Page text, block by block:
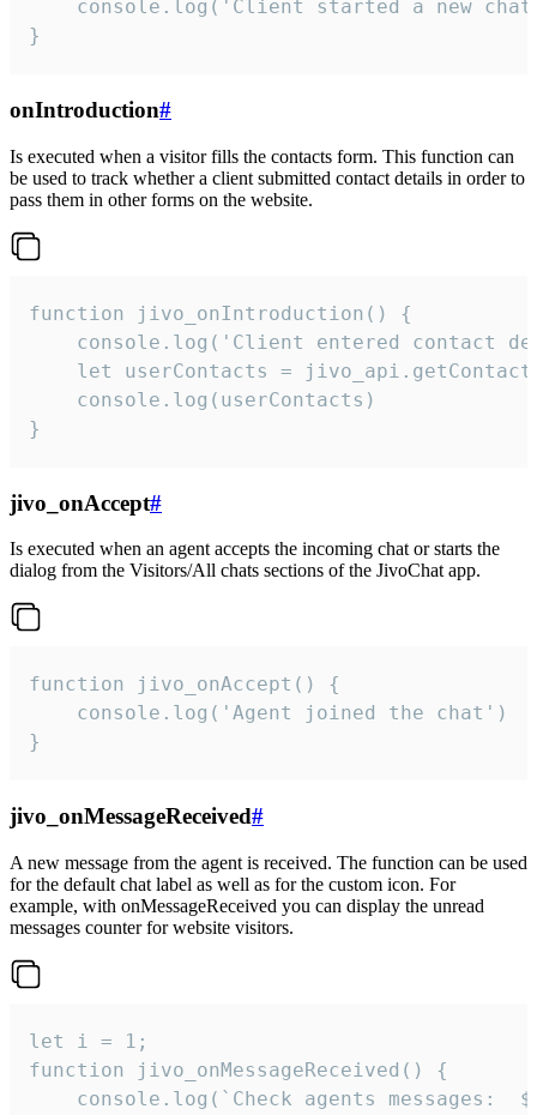
console.log('Client started a new
}
onIntroduction#
Is executed when a visitor fills the contacts form. This function can
be used to track whether a client submitted contact details in order to
pass them in other forms on the website.
function jivo_onIntroduction() {
console.log('Client entered contact
let userContacts =
    console.log(userContacts)
}
jivo_onAccept#
Is executed when an agent accepts the incoming chat or starts the
dialog from the Visitors/All chats sections of the JivoChat app.
function jivo_onAccept() {
}
jivo_onMessageReceived#
A new message from the agent is received. The function can be used
for the default chat label as well as for the custom icon. For
example, with onMessageReceived you can display the unread
messages counter for website visitors.
let i = 1;
function jivo_onMessageReceived() {